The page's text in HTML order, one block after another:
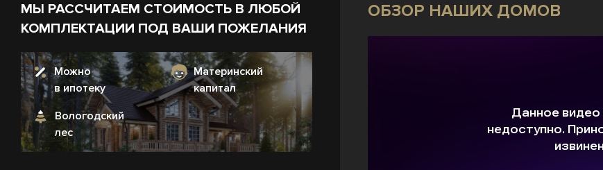
МЫ РАССЧИТАЕМ СТОИМОСТЬ В ЛЮБОЙ
КОМПЛЕКТАЦИИ ПОД ВАШИ ПОЖЕЛАНИЯ
Можно
в ипотеку
Материнский
капитал
Вологодский
лес
ОБЗОР НАШИХ ДОМОВ